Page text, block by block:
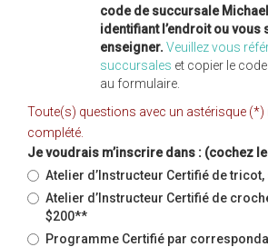
code de succursale
identifiant l’endroit ou vous
enseigner. Veuillez vous
succursales et copier le
au formulaire.
Toute(s) questions avec un astérisque (*)
complété.
Je voudrais m’inscrire dans : (cochez
Atelier d’Instructeur Certifié de
Atelier d’Instructeur Certifié de
$200**
Programme Certifié par